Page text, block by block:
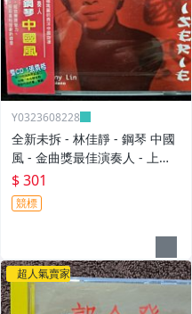
Y0323608228
全新未拆 - 林佳靜 - 鋼琴 中國
風 - 金曲獎最佳演奏人 - 上揚
唱片代理 瑞典原裝進口 - 301
元起標
$ 301
競標
超人氣賣家